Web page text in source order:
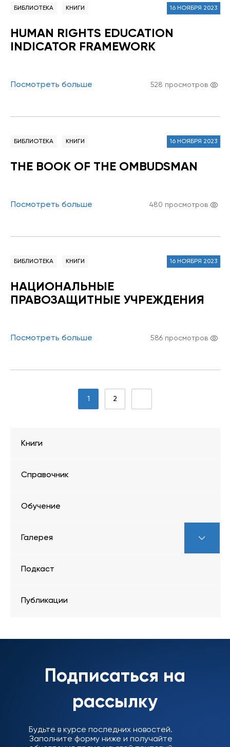
БИБЛИОТЕКА КНИГИ 16 НОЯБРЯ 2023
HUMAN RIGHTS EDUCATION
INDICATOR FRAMEWORK
Посмотреть больше 528 просмотров
БИБЛИОТЕКА КНИГИ 16 НОЯБРЯ 2023
THE BOOK OF THE OMBUDSMAN
Посмотреть больше 480 просмотров
БИБЛИОТЕКА КНИГИ 16 НОЯБРЯ 2023
НАЦИОНАЛЬНЫЕ
ПРАВОЗАЩИТНЫЕ УЧРЕЖДЕНИЯ
Посмотреть больше 586 просмотров
1 2
Книги
Справочник
Обучение
Галерея
Подкаст
Публикации
Подписаться на
рассылку
Будьте в курсе последних новостей.
Заполните форму ниже и получайте